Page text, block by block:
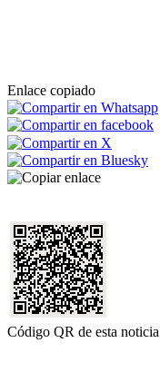
Enlace copiado
Código QR de esta noticia